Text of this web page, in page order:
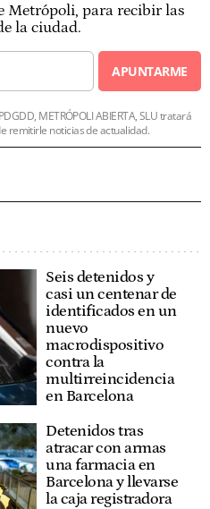
Metrópoli, para recibir las
la ciudad.
APUNTARME
METRÓPOLI ABIERTA, SLU tratará
remitirle noticias de actualidad.
Seis detenidos y
casi un centenar de
identificados en un
nuevo
macrodispositivo
contra la
multirreincidencia
en Barcelona
Detenidos tras
atracar con armas
una farmacia en
Barcelona y llevarse
la caja registradora